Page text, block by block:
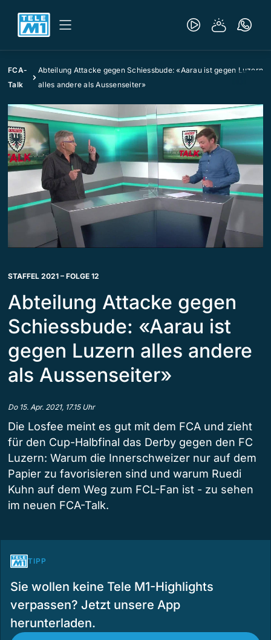
FCA-
Talk
Abteilung Attacke gegen Schiessbude: «Aarau ist gegen Luzern
alles andere als Aussenseiter»
STAFFEL 2021 – FOLGE 12
Abteilung Attacke gegen
Schiessbude: «Aarau ist
gegen Luzern alles andere
als Aussenseiter»
Do 15. Apr. 2021, 17.15 Uhr
Die Losfee meint es gut mit dem FCA und zieht
für den Cup-Halbfinal das Derby gegen den FC
Luzern: Warum die Innerschweizer nur auf dem
Papier zu favorisieren sind und warum Ruedi
Kuhn auf dem Weg zum FCL-Fan ist - zu sehen
im neuen FCA-Talk.
TIPP
Sie wollen keine Tele M1-Highlights
verpassen? Jetzt unsere App
herunterladen.